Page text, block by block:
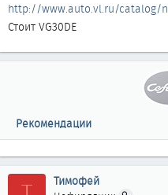
Да, он турбовый. Это, так
Его ставили на Максимы
выпускается до сих пор
Насчет поставить на VQ...
переделкой коллектора
одинаковые.
я в каталоге посмотрел, тама
фарледи с 2 - х литровым
идет тока, а двиг там
http://www.auto.vl.ru/catalog/
Стоит VG30DE
Рекомендации
Тимофей